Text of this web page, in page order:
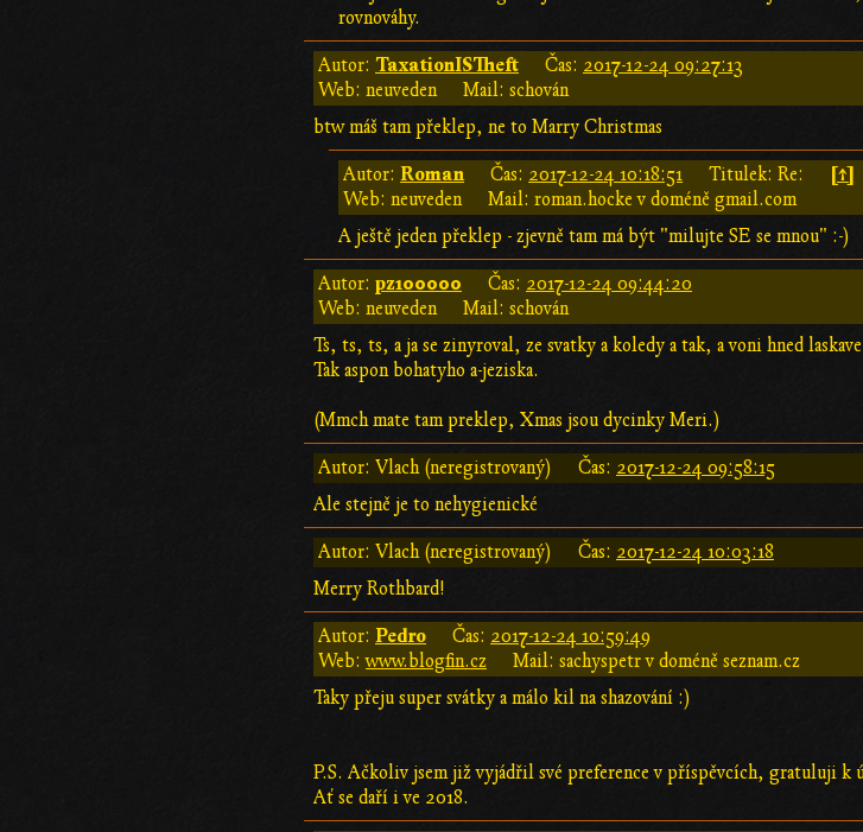
rovnováhy.
Autor: TaxationISTheft Čas: 2017-12-24 09:27:13
Web: neuveden
Mail: schován
btw máš tam překlep, ne to Marry Christmas
Autor:Roman Čas: 2017-12-24 10:18:51 Titulek: Re: [↑]
Web: neuveden
Mail: roman.hocke v doméně gmail.com
A ještě jeden překlep - zjevně tam má být "milujte SE se mnou" :-)
Autor: pz100000 Čas: 2017-12-24 09:44:20
Web: neuveden
Mail: schován
Ts, ts, ts, a ja se zinyroval, ze svatky a koledy a tak, a voni hned
Tak aspon bohatyho a-jeziska.
(Mmch mate tam preklep, Xmas jsou dycinky Meri.)
Autor: Vlach (neregistrovaný) Čas: 2017-12-24 09:58:15
Ale stejně je to nehygienické
Autor: Vlach (neregistrovaný) Čas: 2017-12-24 10:03:18
Merry Rothbard!
Autor: Pedro Čas: 2017-12-24 10:59:49
Web:www.blogfin.cz
Mail: sachyspetr v doméně seznam.cz
Taky přeju super svátky a málo kil na shazování :)
P.S. Ačkoliv jsem již vyjádřil své preference v příspěvcích, gratuluji k
Ať se daří i ve 2018.